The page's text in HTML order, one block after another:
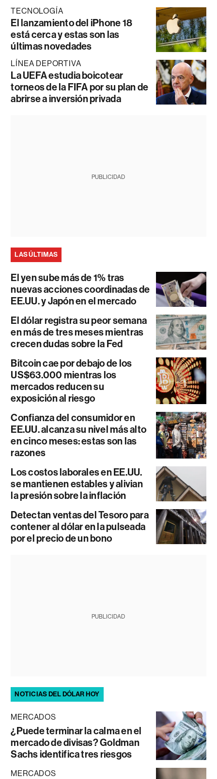
TECNOLOGÍA
El lanzamiento del iPhone 18
está cerca y estas son las
últimas novedades
LÍNEA DEPORTIVA
La UEFA estudia boicotear
torneos de la FIFA por su plan de
abrirse a inversión privada
PUBLICIDAD
LAS ÚLTIMAS
El yen sube más de 1% tras
nuevas acciones coordinadas de
EE.UU. y Japón en el mercado
El dólar registra su peor semana
en más de tres meses mientras
crecen dudas sobre la Fed
Bitcoin cae por debajo de los
US$63.000 mientras los
mercados reducen su
exposición al riesgo
Confianza del consumidor en
EE.UU. alcanza su nivel más alto
en cinco meses: estas son las
razones
Los costos laborales en EE.UU.
se mantienen estables y alivian
la presión sobre la inflación
Detectan ventas del Tesoro para
contener al dólar en la pulseada
por el precio de un bono
PUBLICIDAD
NOTICIAS DEL DÓLAR HOY
MERCADOS
¿Puede terminar la calma en el
mercado de divisas? Goldman
Sachs identifica tres riesgos
MERCADOS